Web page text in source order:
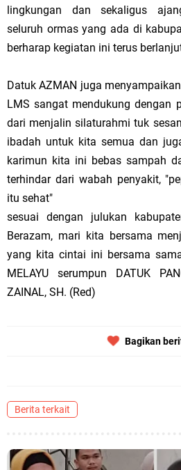
lingkungan dan sekaligus
seluruh ormas yang ada di
berharap kegiatan ini terus
Datuk AZMAN juga
LMS sangat mendukung dengan
dari menjalin silaturahmi tuk
ibadah untuk kita semua dan
karimun kita ini bebas sampah
terhindar dari wabah penyakit,
itu sehat"
sesuai dengan julukan
Berazam, mari kita bersama
yang kita cintai ini bersama
MELAYU serumpun DATUK
ZAINAL, SH. (Red)
Bagikan
Berita terkait